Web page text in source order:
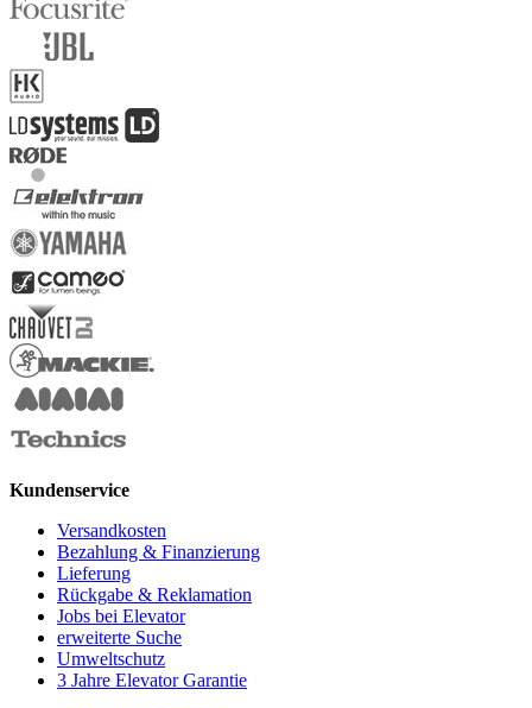
Kundenservice
Versandkosten
Bezahlung & Finanzierung
Lieferung
Rückgabe & Reklamation
Jobs bei Elevator
erweiterte Suche
Umweltschutz
3 Jahre Elevator Garantie